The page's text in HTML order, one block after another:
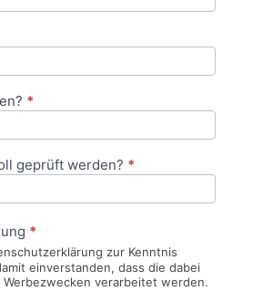
*
geprüft werden? *
*
zur Kenntnis
einverstanden, dass die dabei
verarbeitet werden.